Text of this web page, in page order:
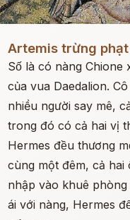
Artemis trừng
Số là có nàng Chione
của vua Daedalion.
nhiều người say mê,
trong đó có cả hai vị
Hermes đều thương
cùng một đêm, cả hai
nhập vào khuê
ái với nàng, Hermes